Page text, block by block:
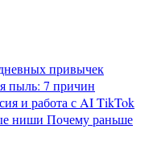
привычек
пыль: 7 причин
и работа с AITikTok
ниши Почему раньше